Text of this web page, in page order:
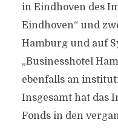
in Eindhoven des
Eindhoven“ und
Hamburg und auf
„Businesshotel
ebenfalls an
Insgesamt hat das
Fonds in den